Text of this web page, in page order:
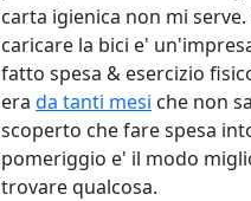
carta igienica non mi
caricare la bici e'
fatto spesa & esercizio
era da tanti mesi che non
scoperto che fare spesa
pomeriggio e' il modo
trovare qualcosa.